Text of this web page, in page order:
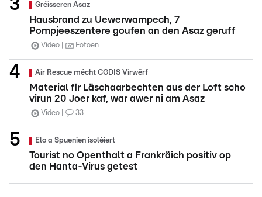
Gréisseren Asaz
Hausbrand zu Uewerwampech, 7
Pompjeeszentere goufen an den Asaz geruff
Video Fotoen
Air Rescue mécht CGDIS Virwërf
Material fir Läschaarbechten aus der Loft scho
virun 20 Joer kaf, war awer ni am Asaz
Video 33
Elo a Spuenien isoléiert
Tourist no Openthalt a Frankräich positiv op
den Hanta-Virus getest